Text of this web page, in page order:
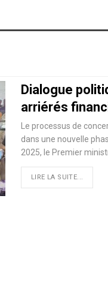
Dialogue
arriérés
Le processus de
dans une nouvelle
2025, le Premier
LIRE LA SUITE...